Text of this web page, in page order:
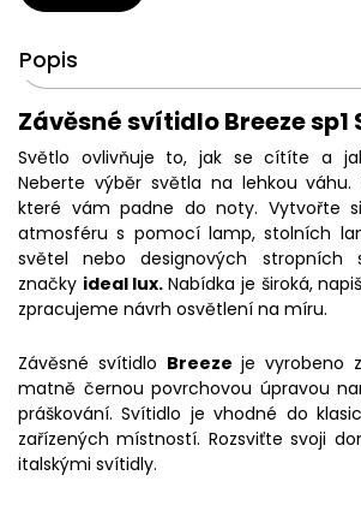
Popis
Závěsné svítidlo Breeze sp1
Světlo ovlivňuje to, jak se cítíte a
Neberte výběr světla na lehkou váhu.
které vám padne do noty. Vytvořte
atmosféru s pomocí lamp, stolních
světel nebo designových stropních
značky ideal lux.Nabídka je široká,
zpracujeme návrh osvětlení na míru.
Závěsné svítidlo Breeze je vyrobeno
matně černou povrchovou úpravou
práškování. Svítidlo je vhodné do
zařízených místností. Rozsviťte svoji
italskými svítidly.